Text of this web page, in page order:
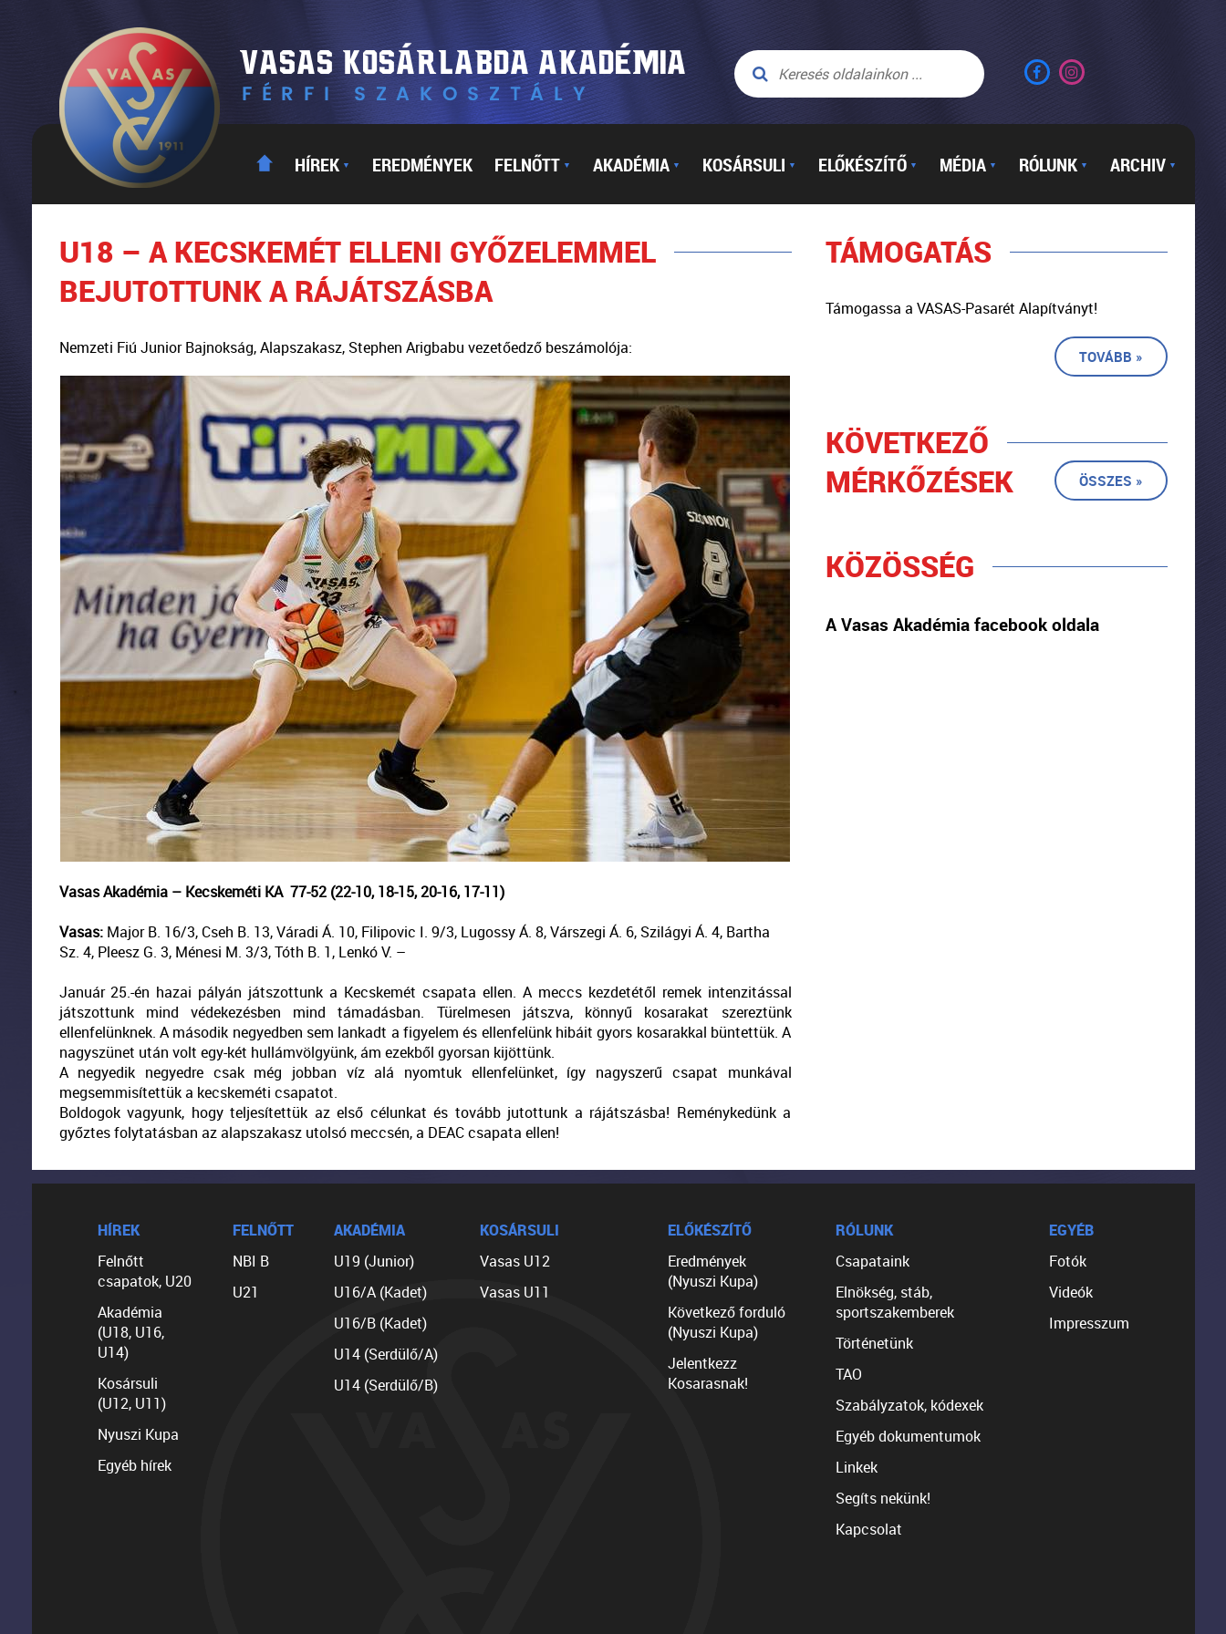
HÍREK ▼ EREDMÉNYEK FELNŐTT ▼ AKADÉMIA ▼ KOSÁRSULI ▼ ELŐKÉSZÍTŐ ▼ MÉDIA ▼ RÓLUNK ▼ ARCHIV ▼
U18 – A KECSKEMÉT ELLENI GYŐZELEMMEL
BEJUTOTTUNK A RÁJÁTSZÁSBA
Nemzeti Fiú Junior Bajnokság, Alapszakasz, Stephen Arigbabu vezetőedző beszámolója:
Vasas Akadémia – Kecskeméti KA 77-52 (22-10, 18-15, 20-16, 17-11)
Vasas: Major B. 16/3, Cseh B. 13, Váradi Á. 10, Filipovic I. 9/3, Lugossy Á. 8, Várszegi Á. 6, Szilágyi Á. 4, Bartha
Sz. 4, Pleesz G. 3, Ménesi M. 3/3, Tóth B. 1, Lenkó V. –
Január 25.-én hazai pályán játszottunk a Kecskemét csapata ellen. A meccs kezdetétől remek intenzitással
játszottunk mind védekezésben mind támadásban. Türelmesen játszva, könnyű kosarakat szereztünk
ellenfelünknek. A második negyedben sem lankadt a figyelem és ellenfelünk hibáit gyors kosarakkal büntettük. A
nagyszünet után volt egy-két hullámvölgyünk, ám ezekből gyorsan kijöttünk.
A negyedik negyedre csak még jobban víz alá nyomtuk ellenfelünket, így nagyszerű csapat munkával
megsemmisítettük a kecskeméti csapatot.
Boldogok vagyunk, hogy teljesítettük az első célunkat és tovább jutottunk a rájátszásba! Reménykedünk a
győztes folytatásban az alapszakasz utolsó meccsén, a DEAC csapata ellen!
TÁMOGATÁS
Támogassa a VASAS-Pasarét Alapítványt!
TOVÁBB »
KÖVETKEZŐ
MÉRKŐZÉSEK
ÖSSZES »
KÖZÖSSÉG
A Vasas Akadémia facebook oldala
HÍREK
Felnőtt
csapatok, U20
Akadémia
(U18, U16,
U14)
Kosársuli
(U12, U11)
Nyuszi Kupa
Egyéb hírek
FELNŐTT
NBI B
U21
AKADÉMIA
U19 (Junior)
U16/A (Kadet)
U16/B (Kadet)
U14 (Serdülő/A)
U14 (Serdülő/B)
KOSÁRSULI
Vasas U12
Vasas U11
ELŐKÉSZÍTŐ
Eredmények
(Nyuszi Kupa)
Következő forduló
(Nyuszi Kupa)
Jelentkezz
Kosarasnak!
RÓLUNK
Csapataink
Elnökség, stáb,
sportszakemberek
Történetünk
TAO
Szabályzatok, kódexek
Egyéb dokumentumok
Linkek
Segíts nekünk!
Kapcsolat
EGYÉB
Fotók
Videók
Impresszum